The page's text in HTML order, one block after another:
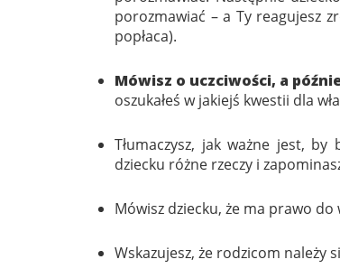
porozmawiać – a Ty reagujesz
popłaca).
Mówisz o uczciwości, a
oszukałeś w jakiejś kwestii dla
Tłumaczysz, jak ważne jest,
dziecku różne rzeczy i
Mówisz dziecku, że ma prawo do
Wskazujesz, że rodzicom należy